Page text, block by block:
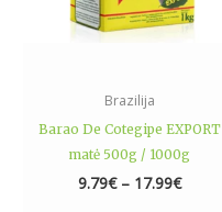
Brazilija
Barao De Cotegipe EXPORT
matė 500g / 1000g
9.79€ – 17.99€
be
chosen
product
page